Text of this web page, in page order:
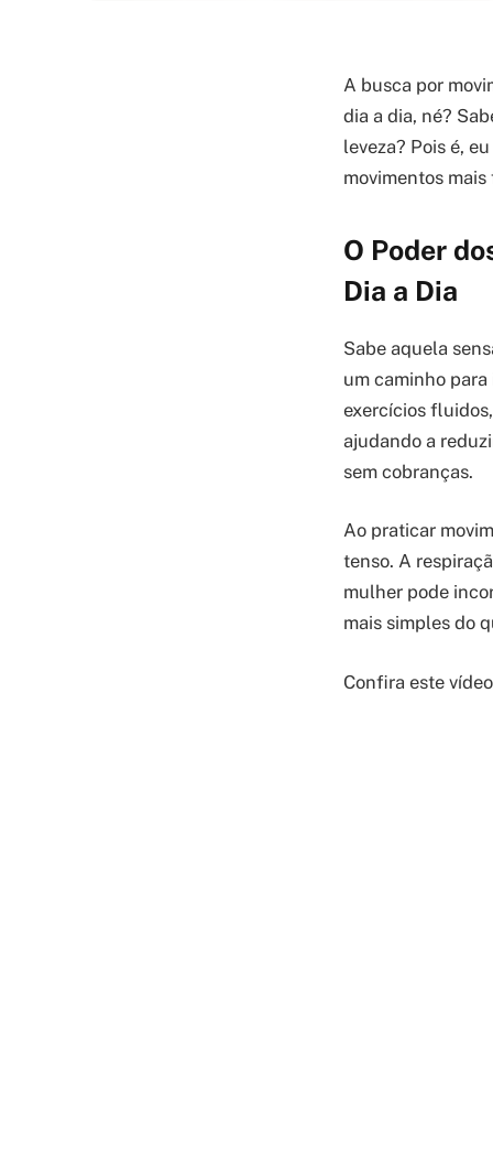
A busca por
dia a dia, né?
leveza? Pois é,
movimentos
O Poder
Dia a Dia
Sabe aquela
um caminho
exercícios
ajudando a
sem cobranças.
Ao praticar
tenso. A
mulher pode
mais simples do
Confira este